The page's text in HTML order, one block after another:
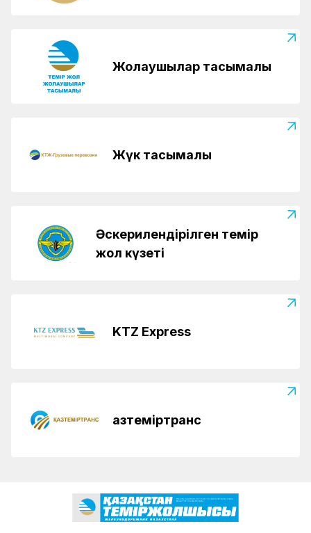
Жолаушылар тасымалы
Жүк тасымалы
Әскерилендірілген темір
жол күзеті
KTZ Express
Қазтеміртранс